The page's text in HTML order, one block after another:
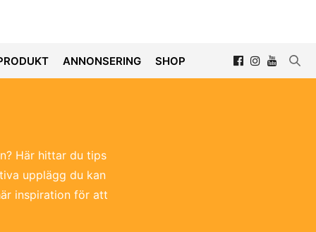
ANNONSERING SHOP
Här hittar du tips
upplägg du kan
inspiration för att